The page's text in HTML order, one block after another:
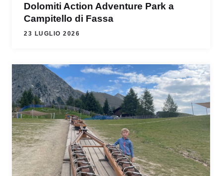
Dolomiti Action Adventure Park a
Campitello di Fassa
23 LUGLIO 2026